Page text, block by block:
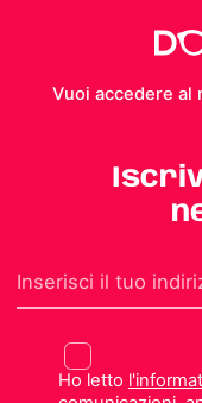
Vuoi accedere al
Ho letto